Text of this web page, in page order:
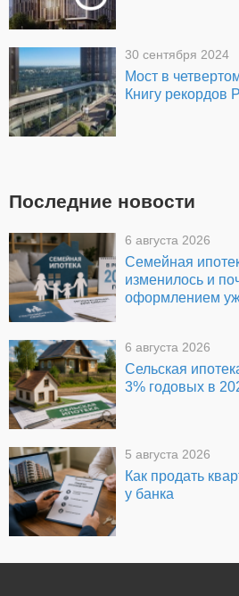
30 сентября 2024
Мост в
Книгу рекордов
Последние новости
6 августа 2026
Семейная
изменилось и
оформлением
6 августа 2026
Сельская
3% годовых в
5 августа 2026
Как продать
у банка